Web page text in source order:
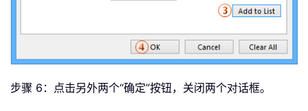
步骤 6：点击另外两个“确定”按钮，关闭两个对话框。